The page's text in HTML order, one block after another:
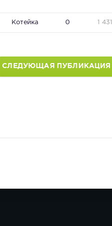
Котейка 0 1
СЛЕДУЮЩАЯ ПУБЛИКАЦИЯ